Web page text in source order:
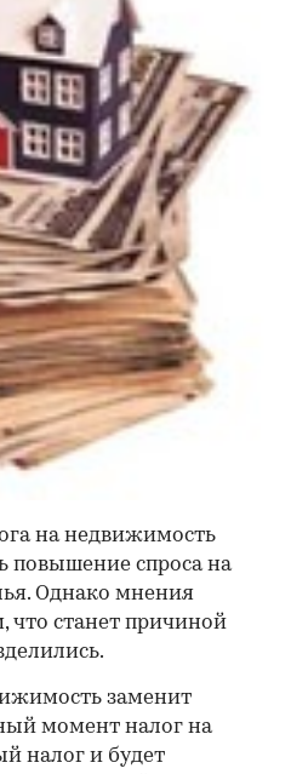
на недвижимость
повышение спроса на
Однако мнения
что станет причиной
заменит
момент налог на
налог и будет